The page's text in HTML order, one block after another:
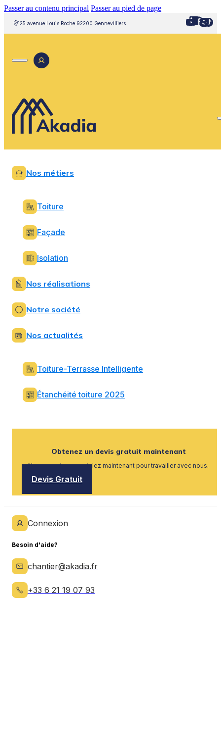
Passer au contenu principal Passer au pied de page
125 avenue Louis Roche 92200 Gennevilliers
Nos métiers
Toiture
Façade
Isolation
Nos réalisations
Notre société
Nos actualités
Toiture-Terrasse Intelligente
Étanchéité toiture 2025
Obtenez un devis gratuit maintenant
Nous recrutons, postulez maintenant pour travailler avec nous.
Devis Gratuit
Connexion
Besoin d'aide?
chantier@akadia.fr
+33 6 21 19 07 93